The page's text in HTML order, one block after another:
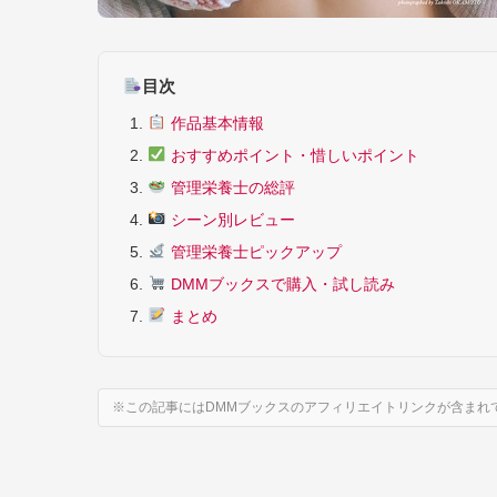
目次
作品基本情報
おすすめポイント・惜しいポイント
管理栄養士の総評
シーン別レビュー
管理栄養士ピックアップ
DMMブックスで購入・試し読み
まとめ
※この記事にはDMMブックスのアフィリエイトリンクが含まれ